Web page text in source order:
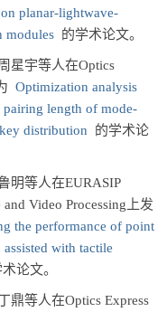
planar-lightwave-
modules 的学术论文。
星宇等人在Optics
Optimization analysis
length of mode-
distribution 的学术论
明等人在EURASIP
Video Processing上发
the performance of point
with tactile
论文。
鼎等人在Optics Express